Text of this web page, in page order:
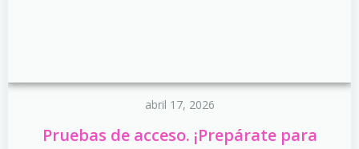
abril 17, 2026
Pruebas de acceso. ¡Prepárate para